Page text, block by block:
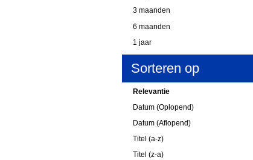
3 maanden
6 maanden
1 jaar
Sorteren op
Relevantie
Datum (Oplopend)
Datum (Aflopend)
Titel (a-z)
Titel (z-a)